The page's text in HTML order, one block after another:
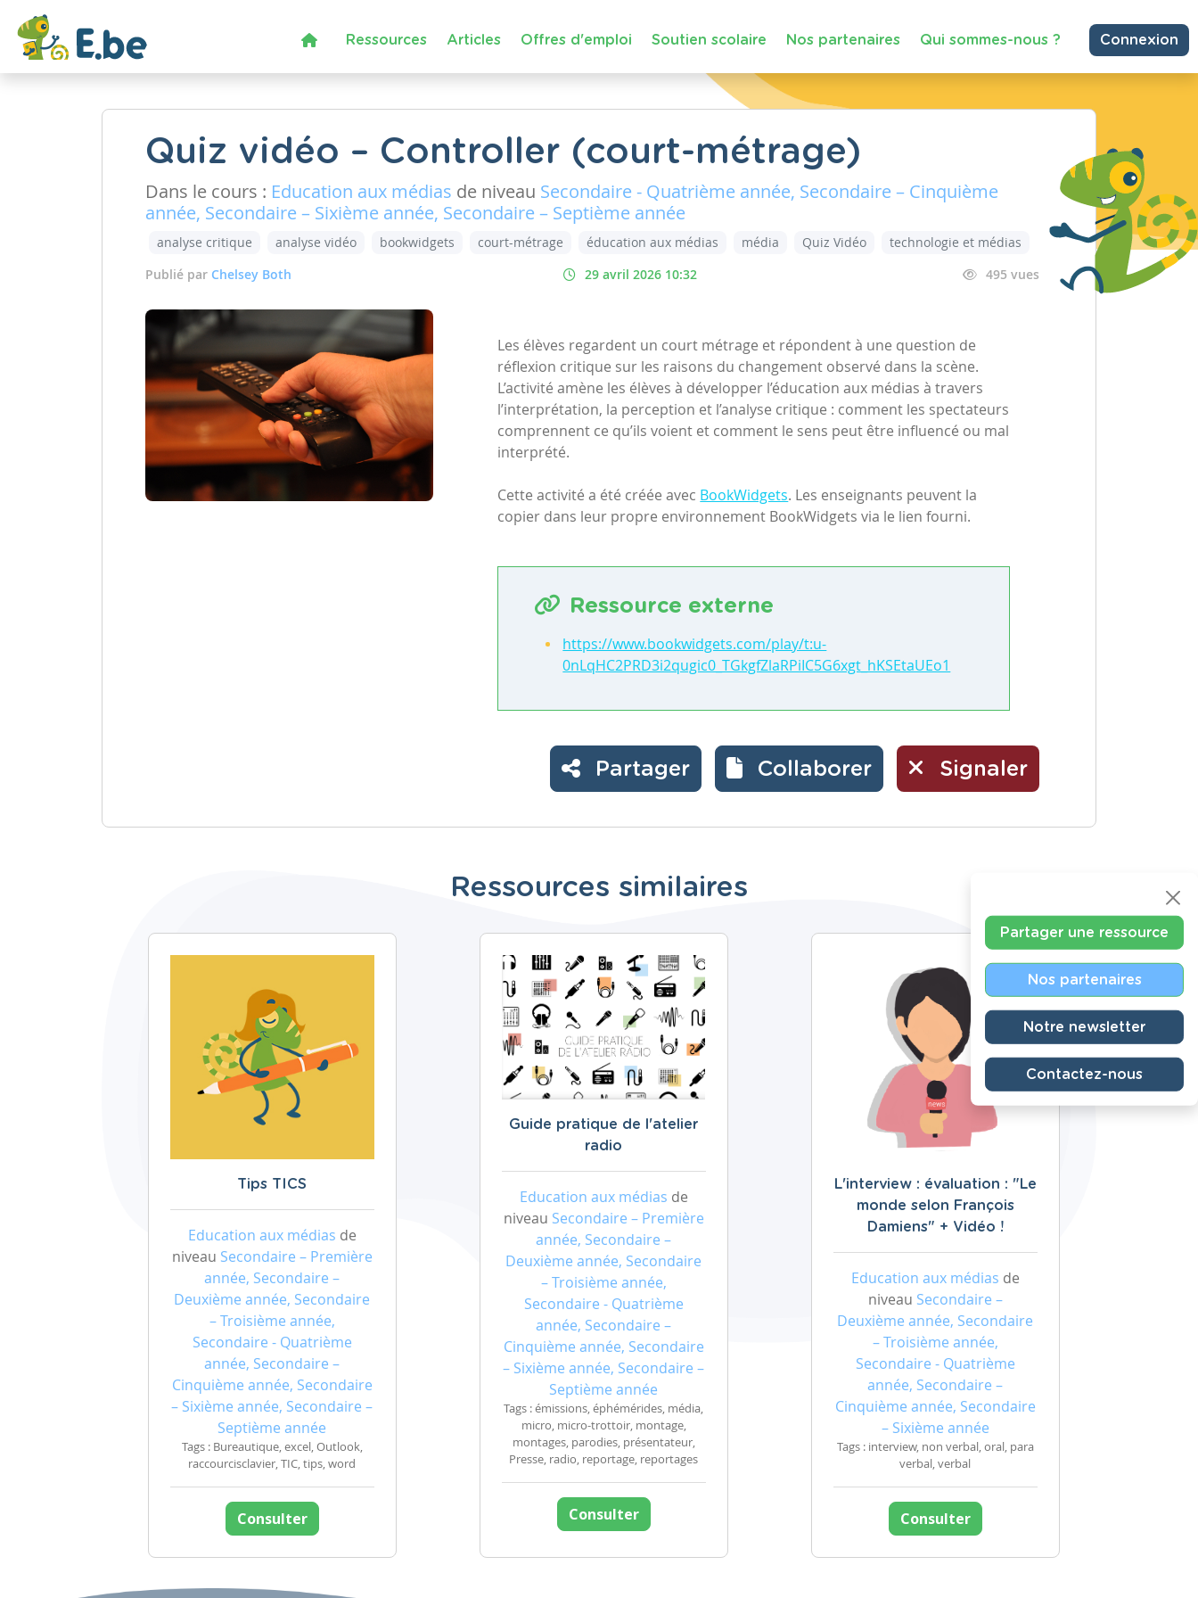
Ressources Articles Offres d'emploi Soutien scolaire Nos partenaires Qui sommes-nous ? Connexion
Quiz vidéo – Controller (court-métrage)
Dans le cours : Education aux médias de niveau Secondaire - Quatrième année, Secondaire – Cinquième
année, Secondaire – Sixième année, Secondaire – Septième année
analyse critique analyse vidéo bookwidgets court-métrage éducation aux médias média Quiz Vidéo
technologie et médias
Publié par Chelsey Both 29 avril 2026 10:32 495 vues
Les élèves regardent un court métrage et répondent à une question de
réflexion critique sur les raisons du changement observé dans la scène.
L’activité amène les élèves à développer l’éducation aux médias à travers
l’interprétation, la perception et l’analyse critique : comment les spectateurs
comprennent ce qu’ils voient et comment le sens peut être influencé ou mal
interprété.
Cette activité a été créée avec BookWidgets. Les enseignants peuvent la
copier dans leur propre environnement BookWidgets via le lien fourni.
Ressource externe
https://www.bookwidgets.com/play/t:u-
0nLqHC2PRD3i2qugic0_TGkgfZlaRPiIC5G6xgt_hKSEtaUEo1
Partager Collaborer Signaler
Ressources similaires
Tips TICS
Education aux médias de
niveau Secondaire – Première
année, Secondaire –
Deuxième année, Secondaire
– Troisième année,
Secondaire - Quatrième
année, Secondaire –
Cinquième année, Secondaire
– Sixième année, Secondaire –
Septième année
Tags : Bureautique, excel, Outlook,
raccourcisclavier, TIC, tips, word
Consulter
Guide pratique de l'atelier
radio
Education aux médias de
niveau Secondaire – Première
année, Secondaire –
Deuxième année, Secondaire
– Troisième année,
Secondaire - Quatrième
année, Secondaire –
Cinquième année, Secondaire
– Sixième année, Secondaire –
Septième année
Tags : émissions, éphémérides, média,
micro, micro-trottoir, montage,
montages, parodies, présentateur,
Presse, radio, reportage, reportages
Consulter
L'interview : évaluation : "Le
monde selon François
Damiens" + Vidéo !
Education aux médias de
niveau Secondaire –
Deuxième année, Secondaire
– Troisième année,
Secondaire - Quatrième
année, Secondaire –
Cinquième année, Secondaire
– Sixième année
Tags : interview, non verbal, oral, para
verbal, verbal
Consulter
Partager une ressource
Nos partenaires
Notre newsletter
Contactez-nous